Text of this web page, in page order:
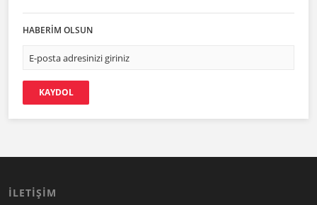
HABERİM OLSUN
KAYDOL
İLETİŞİM